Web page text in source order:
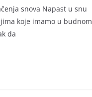
snova Napast u snu
koje imamo u budnom
da